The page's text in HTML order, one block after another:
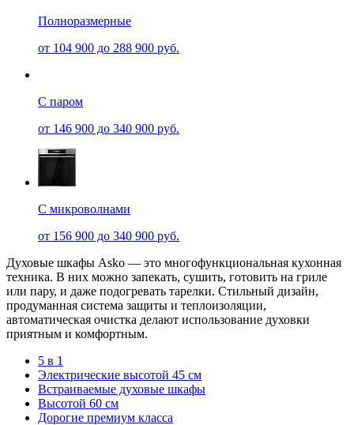
Полноразмерные
от 104 900 до 288 900 руб.
С паром
от 146 900 до 340 900 руб.
С микроволнами
от 156 900 до 340 900 руб.
Духовые шкафы Asko — это многофункциональная кухонная
техника. В них можно запекать, сушить, готовить на гриле
или пару, и даже подогревать тарелки. Стильный дизайн,
продуманная система защиты и теплоизоляции,
автоматическая очистка делают использование духовки
приятным и комфортным.
5 в 1
Электрические высотой 45 см
Встраиваемые духовые шкафы
Высотой 60 см
Дорогие премиум класса